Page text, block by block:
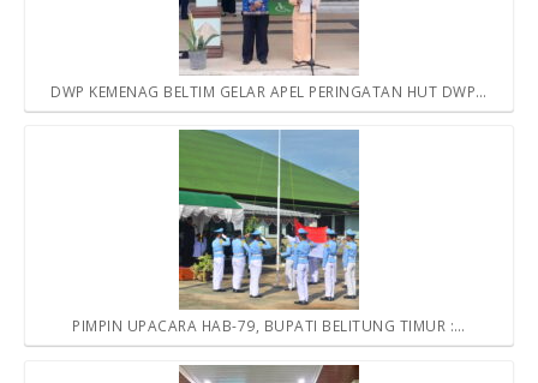
DWP KEMENAG BELTIM GELAR APEL PERINGATAN HUT DWP…
PIMPIN UPACARA HAB-79, BUPATI BELITUNG TIMUR :…